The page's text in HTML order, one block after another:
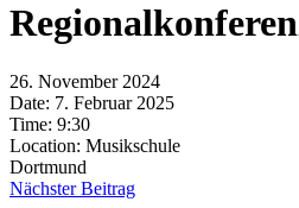
26. November 2024
Date: 7. Februar 2025
Time: 9:30
Location: Musikschule
Dortmund
Nächster Beitrag